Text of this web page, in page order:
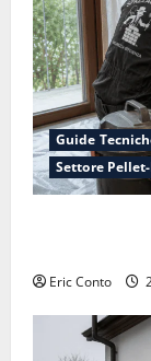
Guide
Settore
Eric Conto